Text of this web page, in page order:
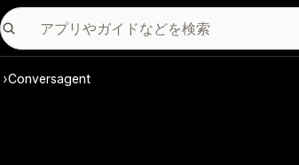
Conversagent